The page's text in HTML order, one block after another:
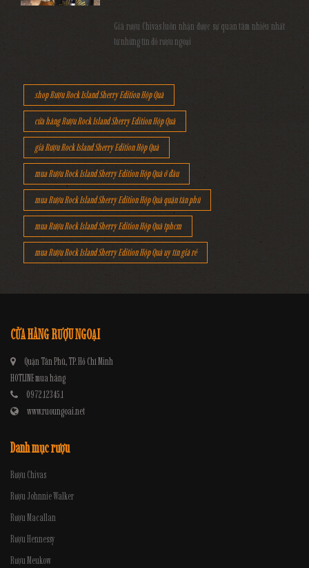
Giá rượu Chivas luôn nhận được sự quan tâm nhiều nhất
từ những tín đồ rượu ngoại
shop Rượu Rock Island Sherry Edition Hộp Quà
cửa hàng Rượu Rock Island Sherry Edition Hộp Quà
giá Rượu Rock Island Sherry Edition Hộp Quà
mua Rượu Rock Island Sherry Edition Hộp Quà ở đâu
mua Rượu Rock Island Sherry Edition Hộp Quà quận tân phú
mua Rượu Rock Island Sherry Edition Hộp Quà tphcm
mua Rượu Rock Island Sherry Edition Hộp Quà uy tín giá rẻ
CỬA HÀNG RƯỢU NGOẠI
Quận Tân Phú, TP. Hồ Chí Minh
HOTLINE mua hàng
0972.12345.1
www.ruoungoai.net
Danh mục rượu
Rượu Chivas
Rượu Johnnie Walker
Rượu Macallan
Rượu Hennessy
Rượu Meukow